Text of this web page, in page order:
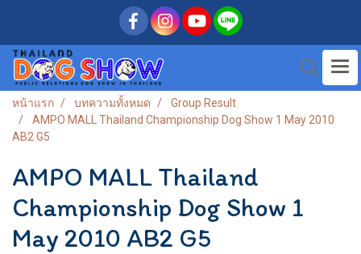
หน้าแรก บทความทั้งหมด
Group Result
AMPO MALL Thailand Championship Dog Show 1 May 2010
AB2 G5
AMPO MALL Thailand
Championship Dog Show 1
May 2010 AB2 G5